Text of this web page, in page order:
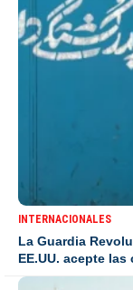
INTERNACIONALES
La Guardia
EE.UU. acepte